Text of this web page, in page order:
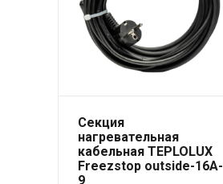
Секция
нагревательная
кабельная TEPLOLUX
Freezstop outside-16A-
9